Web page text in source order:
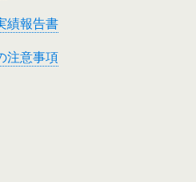
績報告書
注意事項